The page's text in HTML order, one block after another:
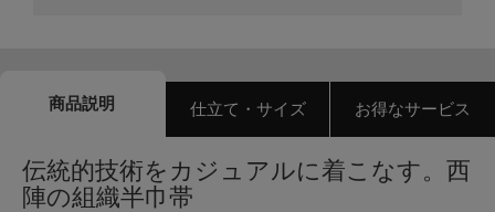
商品説明 仕立て・サイズ お得なサービス
伝統的技術をカジュアルに着こなす。西
陣の組織半巾帯